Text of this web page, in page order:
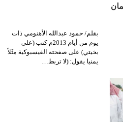
بقلم/ حمود عبدالله الأهنومي ذات
يوم من أيام 2013م كتب (علي
بخيتي) على صفحته الفيسبوكية مثَلاً
يمنيا يقول: (لا تربط…